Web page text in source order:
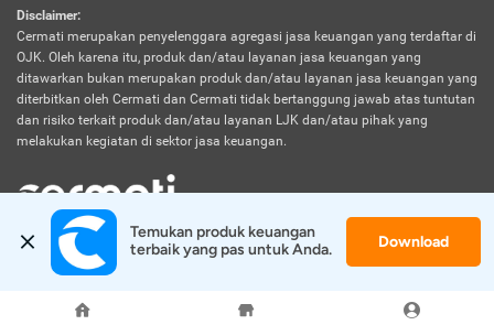
Disclaimer:
Cermati merupakan penyelenggara agregasi jasa keuangan yang terdaftar di
OJK. Oleh karena itu, produk dan/atau layanan jasa keuangan yang
ditawarkan bukan merupakan produk dan/atau layanan jasa keuangan yang
diterbitkan oleh Cermati dan Cermati tidak bertanggung jawab atas tuntutan
dan risiko terkait produk dan/atau layanan LJK dan/atau pihak yang
melakukan kegiatan di sektor jasa keuangan.
© 2026 Cermati. All Rights Reserved.
Temukan produk keuangan
terbaik yang pas untuk Anda.
Download